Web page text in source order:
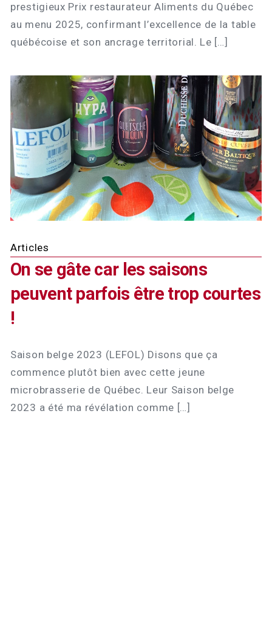
prestigieux Prix restaurateur Aliments du Québec
au menu 2025, confirmant l’excellence de la table
québécoise et son ancrage territorial. Le […]
Articles
On se gâte car les saisons
peuvent parfois être trop courtes
!
Saison belge 2023 (LEFOL) Disons que ça
commence plutôt bien avec cette jeune
microbrasserie de Québec. Leur Saison belge
2023 a été ma révélation comme […]